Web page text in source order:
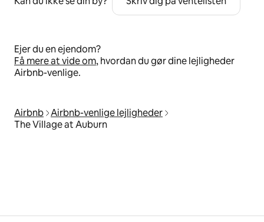
Ejer du en ejendom?
Få mere at vide om, hvordan du gør dine lejligheder
Airbnb-venlige.
Airbnb Airbnb-venlige lejligheder
The Village at Auburn